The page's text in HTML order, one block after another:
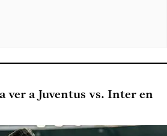
ver a Juventus vs. Inter en